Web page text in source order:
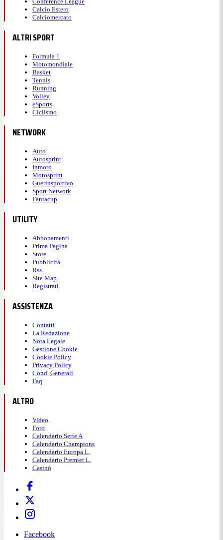
Calcio Estero
Calciomercato
ALTRI SPORT
Formula 1
Motomondiale
Basket
Tennis
Running
Volley
eSports
Ciclismo
NETWORK
Auto
Autosprint
Inmoto
Motosprint
Guerinsportivo
Sport Network
Fantacup
UTILITY
Abbonamenti
Prima Pagina
Store
Pubblicità
Rss
Site Map
Registrati
ASSISTENZA
Contatti
La Redazione
Nota Legale
Gestione Cookie
Cookie Policy
Privacy Policy
Cond. Generali
Faq
ALTRO
Video
Foto
Calendario Serie A
Calendario Champions
Calendario Europa L.
Calendario Premier L.
Casinò
Facebook